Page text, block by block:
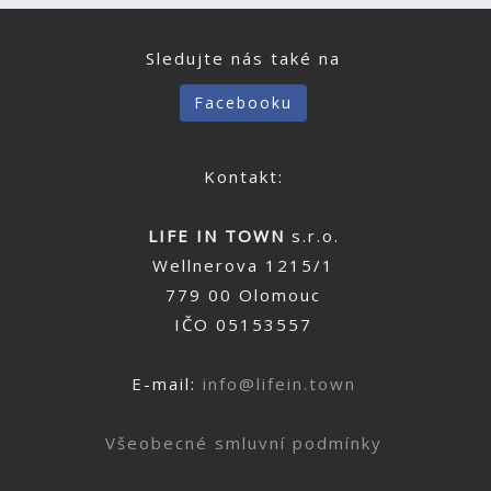
Sledujte nás také na
Facebooku
Kontakt:
LIFE IN TOWN s.r.o.
Wellnerova 1215/1
779 00 Olomouc
IČO 05153557
E-mail: info@lifein.town
Všeobecné smluvní podmínky